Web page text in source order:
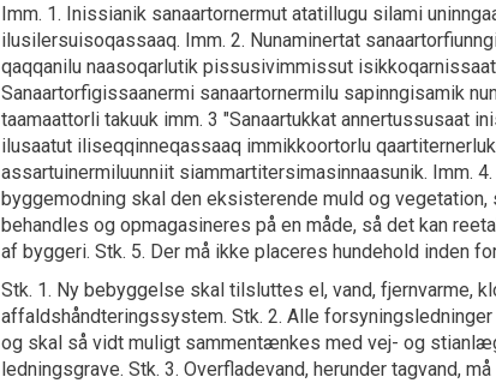
Imm. 1. Inissianik sanaartornermut atatillugu silami
ilusilersuisoqassaaq. Imm. 2. Nunaminertat
qaqqanilu naasoqarlutik pissusivimmissut
Sanaartorfigissaanermi sanaartornermilu sapinngisamik
taamaattorli takuuk imm. 3 "Sanaartukkat annertussusaat
ilusaatut iliseqqinneqassaaq immikkoortorlu
assartuinermiluunniit siammartitersimasinnaasunik. Imm.
byggemodning skal den eksisterende muld og
behandles og opmagasineres på en måde, så det kan
af byggeri. Stk. 5. Der må ikke placeres hundehold inden
Stk. 1. Ny bebyggelse skal tilsluttes el, vand, fjernvarme,
affaldshåndteringssystem. Stk. 2. Alle
og skal så vidt muligt sammentænkes med vej- og
ledningsgrave. Stk. 3. Overfladevand, herunder tagvand,